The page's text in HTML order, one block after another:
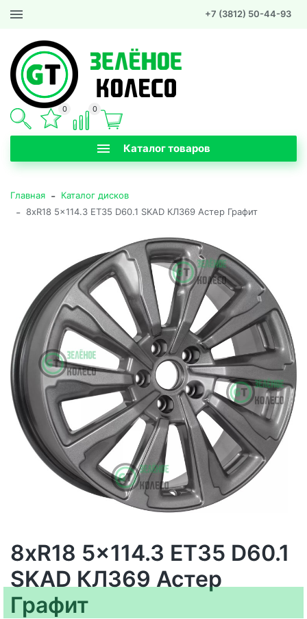
+7 (3812) 50-44-93
Каталог товаров
0 0
Главная - Каталог дисков
- 8xR18 5x114.3 ET35 D60.1 SKAD КЛ369 Астер Графит
8xR18 5x114.3 ET35 D60.1
SKAD КЛ369 Астер
Графит